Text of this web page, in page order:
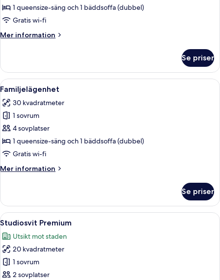
1 queensize-säng och 1 bäddsoffa (dubbel)
Gratis wi-fi
Mer information
Mer
Junior
Se priser
Öppna
alla
foton
för
Familjelägenhet
Ett modernt vardagsrum med en
44
Familjelägenhet
30 kvadratmeter
1 sovrum
4 sovplatser
1 queensize-säng och 1 bäddsoffa (dubbel)
Gratis wi-fi
Mer information
Mer
Se priser
Öppna
alla
foton
för
Studiosvit
Premium
En snyggt bäddad säng med ett
50
Studiosvit Premium
Utsikt mot staden
20 kvadratmeter
1 sovrum
2 sovplatser